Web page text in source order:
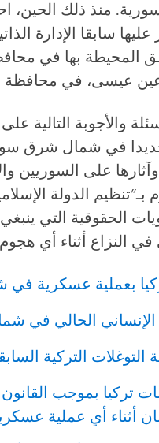
منذ ذلك الحين،
سابقا الإدارة
المحيطة بها في
عيسى، في محافظة
والأجوبة التالية
في شمال شرق
وآثارها على
بـ"تنظيم الدولة
الحقوقية التي
في النزاع أثناء أي
بعملية عسكرية
الإنساني الحالي في
التوغلات التركية
تركيا بموجب
أثناء أي عملية